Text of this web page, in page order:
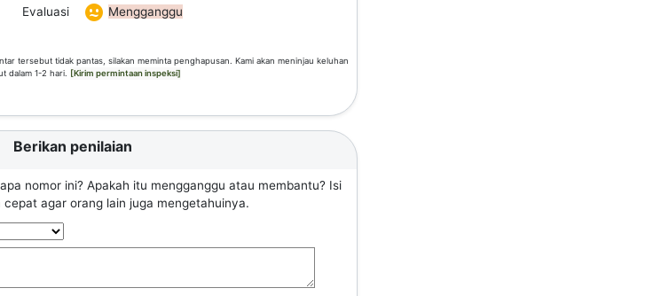
Evaluasi
Mengganggu
tersebut tidak pantas, silakan meminta penghapusan. Kami akan meninjau keluhan
dalam 1-2 hari. [Kirim permintaan inspeksi]
Berikan penilaian
nomor ini? Apakah itu mengganggu atau membantu? Isi
cepat agar orang lain juga mengetahuinya.